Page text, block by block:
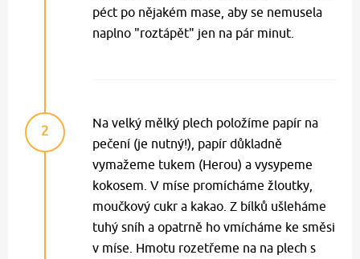
péct po nějakém mase, aby se nemusela
naplno "roztápět" jen na pár minut.
2
Na velký mělký plech položíme papír na
pečení (je nutný!), papír důkladně
vymažeme tukem (Herou) a vysypeme
kokosem. V míse promícháme žloutky,
moučkový cukr a kakao. Z bílků ušleháme
tuhý sníh a opatrně ho vmícháme ke směsi
v míse. Hmotu rozetřeme na na plech s